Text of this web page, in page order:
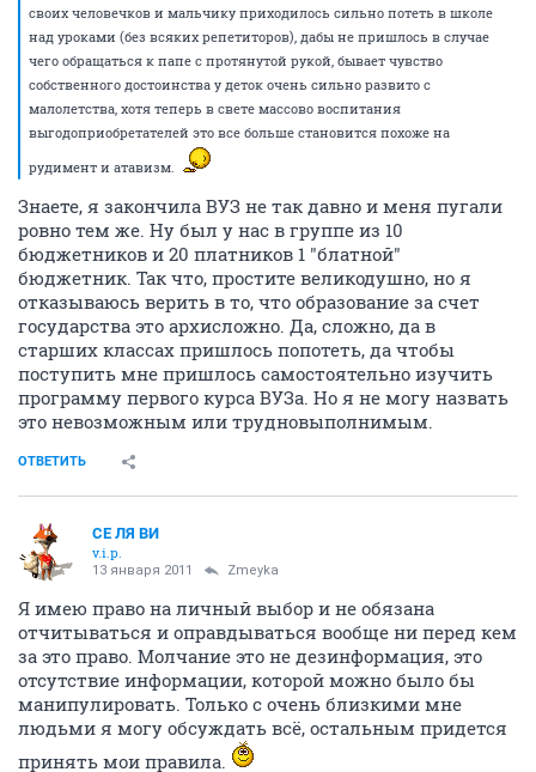
своих человечков и мальчику приходилось сильно потеть в школе
над уроками (без всяких репетиторов), дабы не пришлось в случае
чего обращаться к папе с протянутой рукой, бывает чувство
собственного достоинства у деток очень сильно развито с
малолетства, хотя теперь в свете массово воспитания
выгодоприобретателей это все больше становится похоже на
рудимент и атавизм.
Знаете, я закончила ВУЗ не так давно и меня пугали
ровно тем же. Ну был у нас в группе из 10
бюджетников и 20 платников 1 "блатной"
бюджетник. Так что, простите великодушно, но я
отказываюсь верить в то, что образование за счет
государства это архисложно. Да, сложно, да в
старших классах пришлось попотеть, да чтобы
поступить мне пришлось самостоятельно изучить
программу первого курса ВУЗа. Но я не могу назвать
это невозможным или трудновыполнимым.
ОТВЕТИТЬ
СЕ ЛЯ ВИ
v.i.p.
13 января 2011 Zmeyka
Я имею право на личный выбор и не обязана
отчитываться и оправдываться вообще ни перед кем
за это право. Молчание это не дезинформация, это
отсутствие информации, которой можно было бы
манипулировать. Только с очень близкими мне
людьми я могу обсуждать всё, остальным придется
принять мои правила.